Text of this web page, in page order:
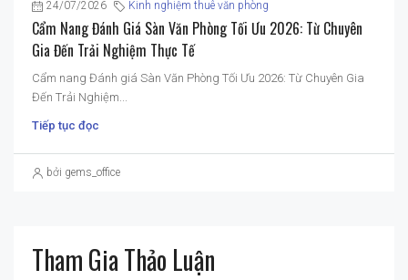
24/07/2026 Kinh nghiệm thuê văn phòng
Cẩm Nang Đánh Giá Sàn Văn Phòng Tối Ưu 2026: Từ Chuyên
Gia Đến Trải Nghiệm Thực Tế
Cẩm nang Đánh giá Sàn Văn Phòng Tối Ưu 2026: Từ Chuyên Gia
Đến Trải Nghiệm...
Tiếp tục đọc
bởi gems_office
Tham Gia Thảo Luận